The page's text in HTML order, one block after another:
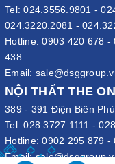
Tel:024.3556.9801 -
024.3220.2081 -
Hotline:0903 420 678 -
438
Email:
NỘI THẤT THE
389 - 391 Điện Biên
Tel:028.3727.1111 -
Hotline:0902 295 879 -
Email: